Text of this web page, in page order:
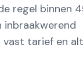
regel binnen
vast tarief en